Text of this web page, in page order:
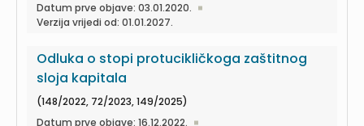
Datum prve objave: 03.01.2020.
Verzija vrijedi od: 01.01.2027.
Odluka o stopi protucikličkoga zaštitnog
sloja kapitala
(148/2022, 72/2023, 149/2025)
Datum prve objave: 16.12.2022.